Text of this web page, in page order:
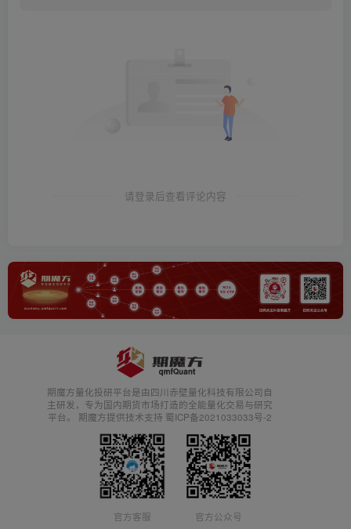
请登录后查看评论内容
期魔方量化投研平台是由四川赤壁量化科技有限公司自
主研发，专为国内期货市场打造的全能量化交易与研究
平台。 期魔方提供技术支持 蜀ICP备2021033033号-2
官方客服 官方公众号